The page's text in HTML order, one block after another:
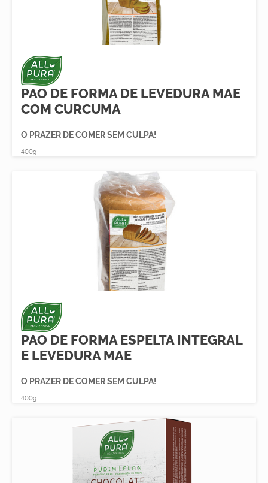
PAO DE FORMA DE LEVEDURA MAE
COM CURCUMA
O PRAZER DE COMER SEM CULPA!
400g
PAO DE FORMA ESPELTA INTEGRAL
E LEVEDURA MAE
O PRAZER DE COMER SEM CULPA!
400g